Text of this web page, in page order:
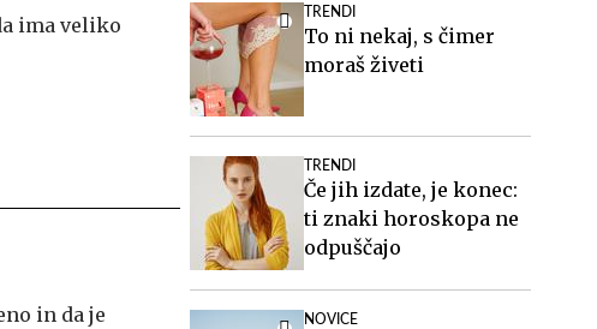
ima veliko
in da je
TRENDI
To ni nekaj, s čimer
moraš živeti
TRENDI
Če jih izdate, je konec:
ti znaki horoskopa ne
odpuščajo
NOVICE